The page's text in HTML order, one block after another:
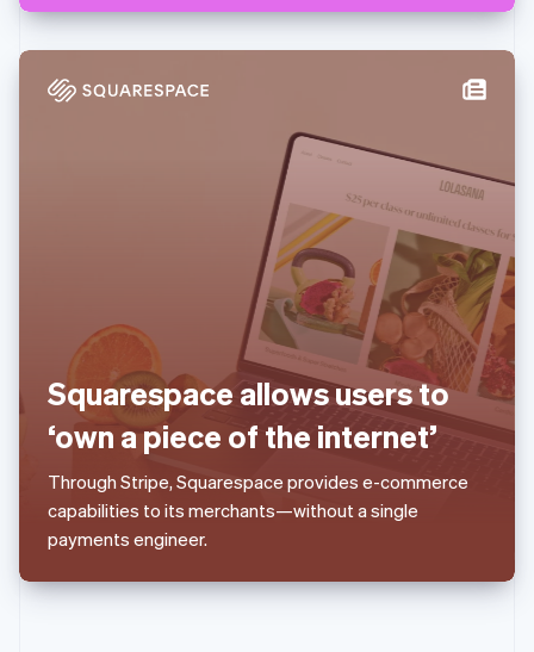
Squarespace allows users to
‘own a piece of the internet’
Through Stripe, Squarespace provides e-commerce
capabilities to its merchants—without a single
payments engineer.
สโลวาเกีย
English Italiano
English
สาธารณรัฐเช็ก
English
สิงคโปร์
English 简体中文
ออสเตรเลีย
English
ออสเตรีย
Deutsch English
อิตาลี
อินเดีย